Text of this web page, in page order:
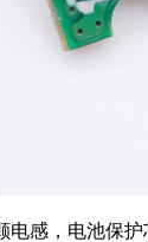
电感，电池保